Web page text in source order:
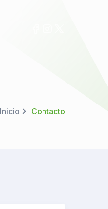
Inicio Contacto